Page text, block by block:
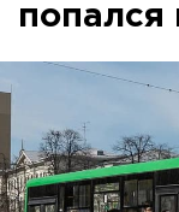
попался